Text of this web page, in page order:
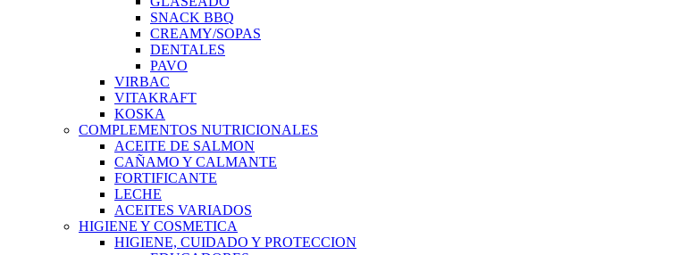
SNACK BBQ
CREAMY/SOPAS
DENTALES
PAVO
VIRBAC
VITAKRAFT
KOSKA
COMPLEMENTOS NUTRICIONALES
ACEITE DE SALMON
CAÑAMO Y CALMANTE
FORTIFICANTE
LECHE
ACEITES VARIADOS
HIGIENE Y COSMETICA
HIGIENE, CUIDADO Y PROTECCION